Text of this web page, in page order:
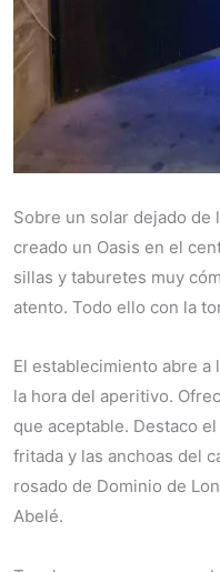
Sobre un solar dejado de
creado un Oasis en el
sillas y taburetes muy
atento. Todo ello con la
El establecimiento abre a
la hora del aperitivo.
que aceptable. Destaco
fritada y las anchoas del
rosado de Dominio de
Abelé.